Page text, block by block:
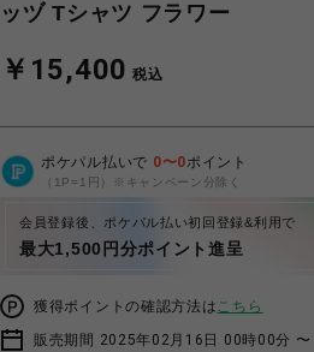
ッヅ Tシャツ フラワー
￥15,400 税込
ポケパル払いで 0〜0ポイント
（1P=1円）※キャンペーン分除く
会員登録後、ポケパル払い初回登録&利用で
最大1,500円分ポイント進呈
獲得ポイントの確認方法はこちら
販売期間 2025年02月16日 00時00分 〜